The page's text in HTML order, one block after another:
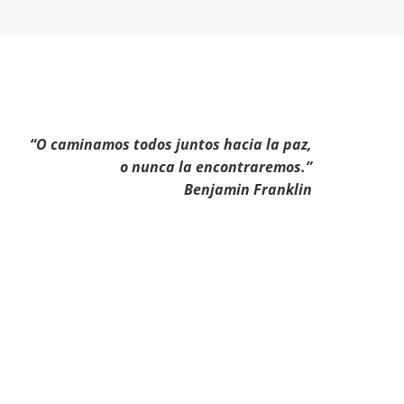
“O caminamos todos juntos hacia la paz,
o nunca la encontraremos.”
Benjamin Franklin